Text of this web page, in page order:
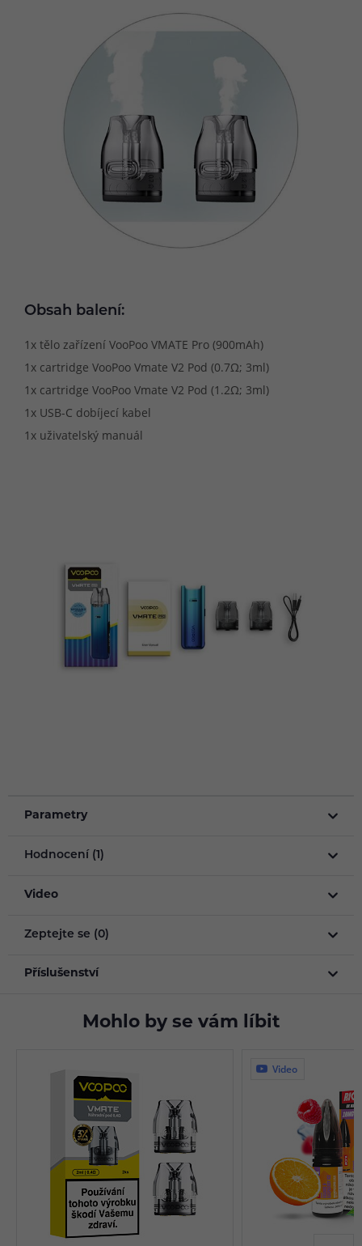
Obsah balení:
1x tělo zařízení VooPoo VMATE Pro (900mAh)
1x cartridge VooPoo Vmate V2 Pod (0.7Ω; 3ml)
1x cartridge VooPoo Vmate V2 Pod (1.2Ω; 3ml)
1x USB-C dobíjecí kabel
1x uživatelský manuál
Parametry
Hodnocení (1)
Video
Zeptejte se (0)
Příslušenství
Mohlo by se vám líbit
Video